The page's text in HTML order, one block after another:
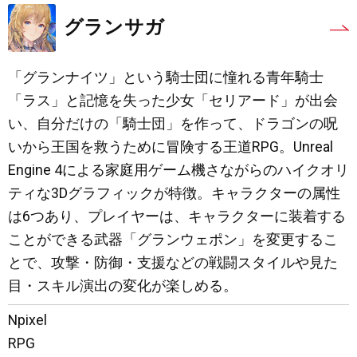
グランサガ
「グランナイツ」という騎士団に憧れる青年騎士
「ラス」と記憶を失った少女「セリアード」が出会
い、自分だけの「騎士団」を作って、ドラゴンの呪
いから王国を救うために冒険する王道RPG。Unreal
Engine 4による家庭用ゲーム機さながらのハイクオリ
ティな3Dグラフィックが特徴。キャラクターの属性
は6つあり、プレイヤーは、キャラクターに装着する
ことができる武器「グランウェポン」を変更するこ
とで、攻撃・防御・支援などの戦闘スタイルや見た
目・スキル演出の変化が楽しめる。
Npixel
RPG